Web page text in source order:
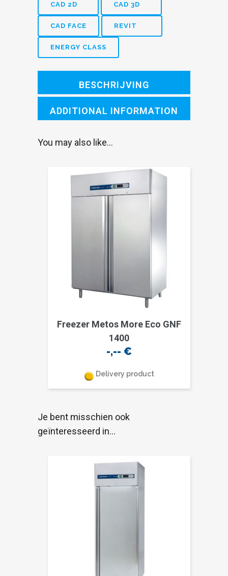
CAD 2D CAD 3D
CAD FACE REVIT
ENERGY CLASS
BESCHRIJVING
ADDITIONAL INFORMATION
You may also like…
Freezer Metos More Eco GNF
1400
-,-- €
Delivery product
Je bent misschien ook
geïnteresseerd in…